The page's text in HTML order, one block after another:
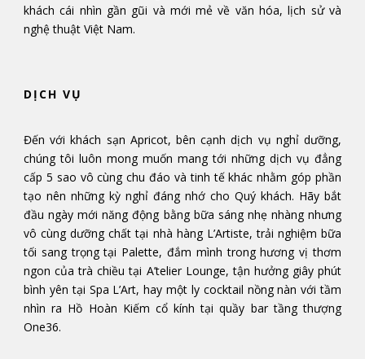
khách cái nhìn gần gũi và mới mẻ về văn hóa, lịch sử và
nghệ thuật Việt Nam.
DỊCH VỤ
Đến với khách sạn Apricot, bên cạnh dịch vụ nghỉ dưỡng,
chúng tôi luôn mong muốn mang tới những dịch vụ đẳng
cấp 5 sao vô cùng chu đáo và tinh tế khác nhằm góp phần
tạo nên những kỳ nghỉ đáng nhớ cho Quý khách. Hãy bắt
đầu ngày mới năng động bằng bữa sáng nhẹ nhàng nhưng
vô cùng dưỡng chất tại nhà hàng L’Artiste, trải nghiệm bữa
tối sang trọng tại Palette, đắm mình trong hương vị thơm
ngon của trà chiều tại A’telier Lounge, tận hưởng giây phút
bình yên tại Spa L’Art, hay một ly cocktail nồng nàn với tầm
nhìn ra Hồ Hoàn Kiếm cổ kính tại quầy bar tầng thượng
One36.